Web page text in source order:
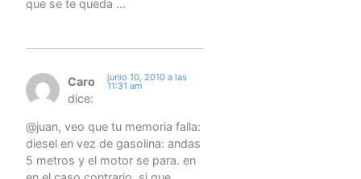
que se te queda …
Caro
dice:
junio 10, 2010 a las
11:31 am
@juan, veo que tu memoria falla:
diesel en vez de gasolina: andas
5 metros y el motor se para. en